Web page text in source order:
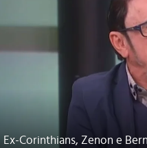
Ex-Corinthians, Zenon e